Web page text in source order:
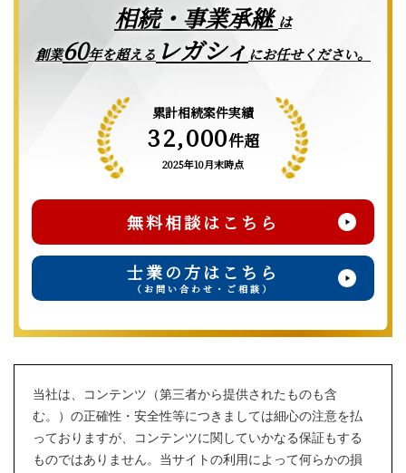
相続・事業承継は
創業60年を超える レガシィ にお任せください。
累計相続案件実績
32,000件超
2025年10月末時点
無料相談はこちら
士業の方はこちら
（お問い合わせ・ご相談）
当社は、コンテンツ（第三者から提供されたものも含
む。）の正確性・安全性等につきましては細心の注意を払
っておりますが、コンテンツに関していかなる保証もする
ものではありません。当サイトの利用によって何らかの損